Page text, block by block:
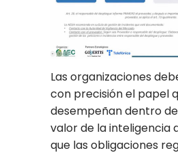
Las organizaciones
con precisión el papel
desempeñan dentro
valor de la inteligencia
que las obligaciones